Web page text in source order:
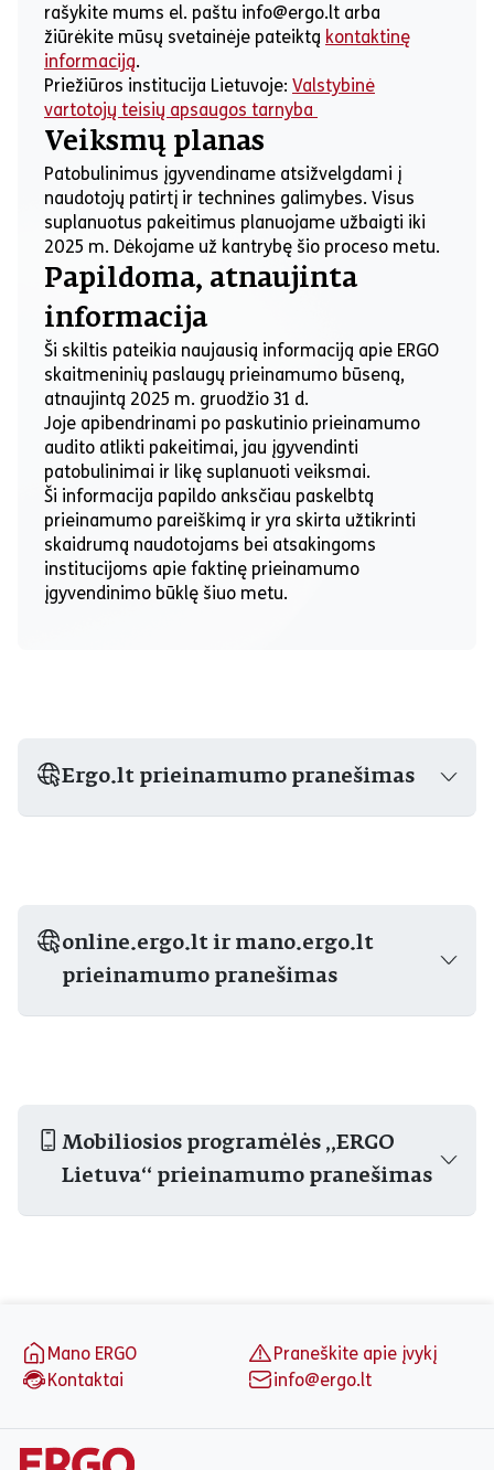
rašykite mums el. paštu info@ergo.lt arba
žiūrėkite mūsų svetainėje pateiktą kontaktinę
informaciją.
Priežiūros institucija Lietuvoje: Valstybinė
vartotojų teisių apsaugos tarnyba
Veiksmų planas
Patobulinimus įgyvendiname atsižvelgdami į
naudotojų patirtį ir technines galimybes. Visus
suplanuotus pakeitimus planuojame užbaigti iki
2025 m. Dėkojame už kantrybę šio proceso metu.
Papildoma, atnaujinta
informacija
Ši skiltis pateikia naujausią informaciją apie ERGO
skaitmeninių paslaugų prieinamumo būseną,
atnaujintą 2025 m. gruodžio 31 d.
Joje apibendrinami po paskutinio prieinamumo
audito atlikti pakeitimai, jau įgyvendinti
patobulinimai ir likę suplanuoti veiksmai.
Ši informacija papildo anksčiau paskelbtą
prieinamumo pareiškimą ir yra skirta užtikrinti
skaidrumą naudotojams bei atsakingoms
institucijoms apie faktinę prieinamumo
įgyvendinimo būklę šiuo metu.
Ergo.lt prieinamumo pranešimas
online.ergo.lt ir mano.ergo.lt
prieinamumo pranešimas
Mobiliosios programėlės „ERGO
Lietuva“ prieinamumo pranešimas
Mano ERGO
Praneškite apie įvykį
Kontaktai
info@ergo.lt